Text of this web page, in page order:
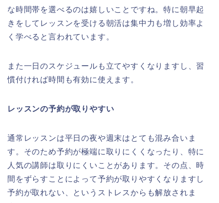
な時間帯を選べるのは嬉しいことですね。特に朝早起
きをしてレッスンを受ける朝活は集中力も増し効率よ
く学べると言われています。
また一日のスケジュールも立てやすくなりますし、習
慣付ければ時間も有効に使えます。
レッスンの予約が取りやすい
通常レッスンは平日の夜や週末はとても混み合いま
す。そのため予約が極端に取りにくくなったり、特に
人気の講師は取りにくいことがあります。その点、時
間をずらすことによって予約が取りやすくなりますし
予約が取れない、というストレスからも解放されま